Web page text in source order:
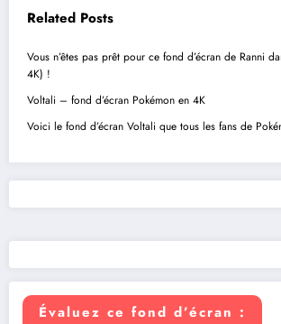
Related Posts
Vous n’êtes pas prêt pour ce fond d’écran de Ranni
4K) !
Voltali – fond d’écran Pokémon en 4K
Voici le fond d’écran Voltali que tous les fans de
Évaluez ce fond d’écran :